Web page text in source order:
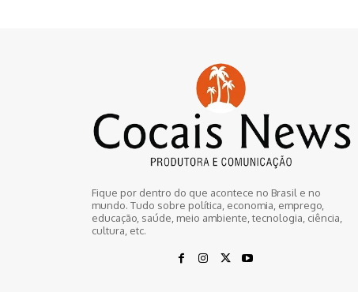
Fique por dentro do que acontece no Brasil e no
mundo. Tudo sobre política, economia, emprego,
educação, saúde, meio ambiente, tecnologia, ciência,
cultura, etc.